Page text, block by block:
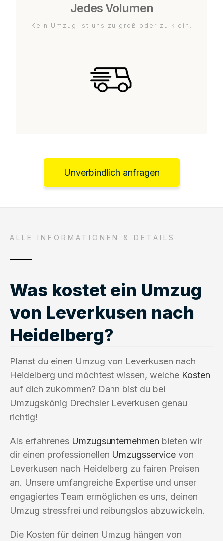
Jedes Volumen
Kein Umzug ist uns zu groß oder zu klein.
Unverbindlich anfragen
ALLE INFORMATIONEN & DETAILS
Was kostet ein Umzug
von Leverkusen nach
Heidelberg?
Planst du einen Umzug von Leverkusen nach
Heidelberg und möchtest wissen, welche Kosten
auf dich zukommen? Dann bist du bei
Umzugskönig Drechsler Leverkusen genau
richtig!
Als erfahrenes Umzugsunternehmen bieten wir
dir einen professionellen Umzugsservice von
Leverkusen nach Heidelberg zu fairen Preisen
an. Unsere umfangreiche Expertise und unser
engagiertes Team ermöglichen es uns, deinen
Umzug stressfrei und reibungslos abzuwickeln.
Die Kosten für deinen Umzug hängen von